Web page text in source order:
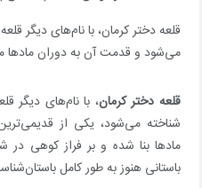
قلعه دختر کرمان، با نام‌های دیگر
می‌شود و قدمت آن به دوران مادها
قلعه دختر کرمان، با نام‌های دیگر
شناخته می‌شود، یکی از
مادها بنا شده و بر فراز کوهی در
باستانی هنوز به طور کامل